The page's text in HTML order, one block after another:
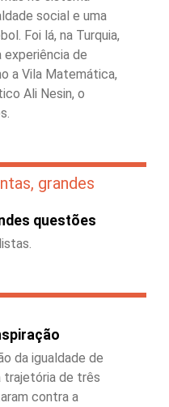
social e uma
Foi lá, na Turquia,
experiência de
a Vila Matemática,
Ali Nesin, o
grandes
questões
da igualdade de
trajetória de três
contra a